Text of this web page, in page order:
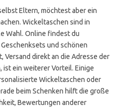
Eltern, möchtest aber ein
Wickeltaschen sind in
Wahl. Online findest du
und schönen
Versand direkt an die Adresse der
ein weiterer Vorteil. Einige
Wickeltaschen oder
beim Schenken hilft die große
Bewertungen anderer